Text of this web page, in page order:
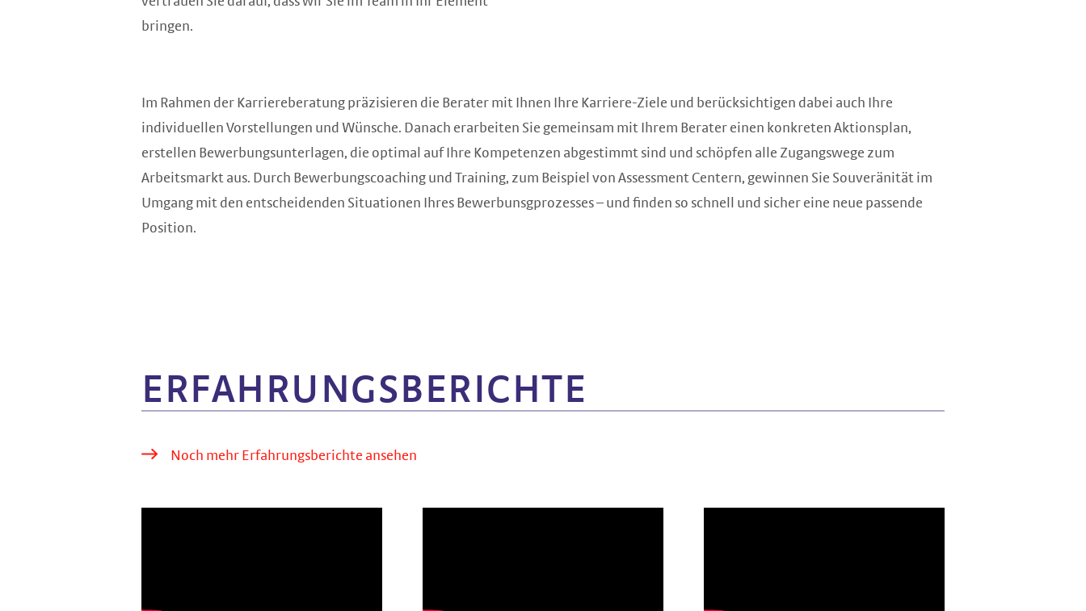
bringen.
Im Rahmen der Karriereberatung präzisieren die Berater mit Ihnen Ihre Karriere-Ziele und berücksichtigen dabei auch Ihre
individuellen Vorstellungen und Wünsche. Danach erarbeiten Sie gemeinsam mit Ihrem Berater einen konkreten Aktionsplan,
erstellen Bewerbungsunterlagen, die optimal auf Ihre Kompetenzen abgestimmt sind und schöpfen alle Zugangswege zum
Arbeitsmarkt aus. Durch Bewerbungscoaching und Training, zum Beispiel von Assessment Centern, gewinnen Sie Souveränität im
Umgang mit den entscheidenden Situationen Ihres Bewerbunsgprozesses – und finden so schnell und sicher eine neue passende
Position.
ERFAHRUNGS­BERICHTE
Noch mehr Erfahrungsberichte ansehen